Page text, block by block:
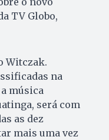
TV Globo,
Witczak.
na
música
será com
as dez
mais uma vez